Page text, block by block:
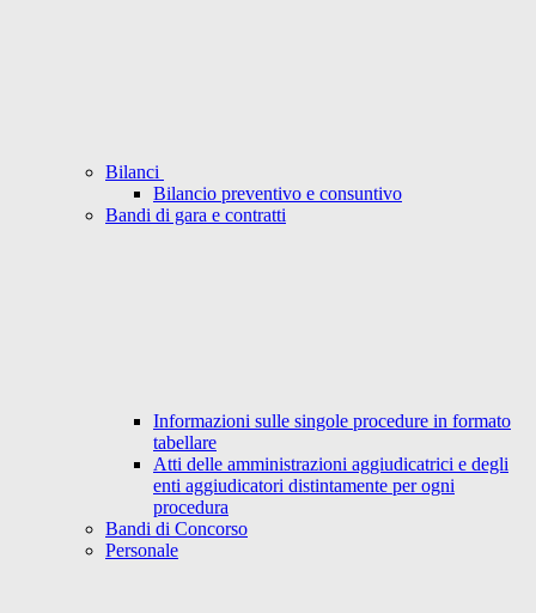
Bilanci
Bilancio preventivo e consuntivo
Bandi di gara e contratti
Informazioni sulle singole procedure in formato
tabellare
Atti delle amministrazioni aggiudicatrici e degli
enti aggiudicatori distintamente per ogni
procedura
Bandi di Concorso
Personale